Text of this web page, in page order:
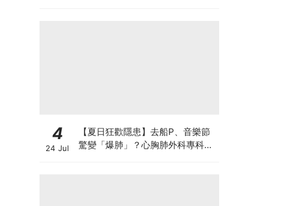
4
24 Jul
【夏日狂歡隱患】去船P、音樂節
驚變「爆肺」？心胸肺外科專科醫